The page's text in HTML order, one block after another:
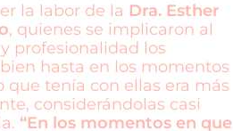
la labor de la Dra. Esther
, quienes se implicaron al
profesionalidad los
hasta en los momentos
que tenía con ellas era más
considerándolas casi
“En los momentos en que